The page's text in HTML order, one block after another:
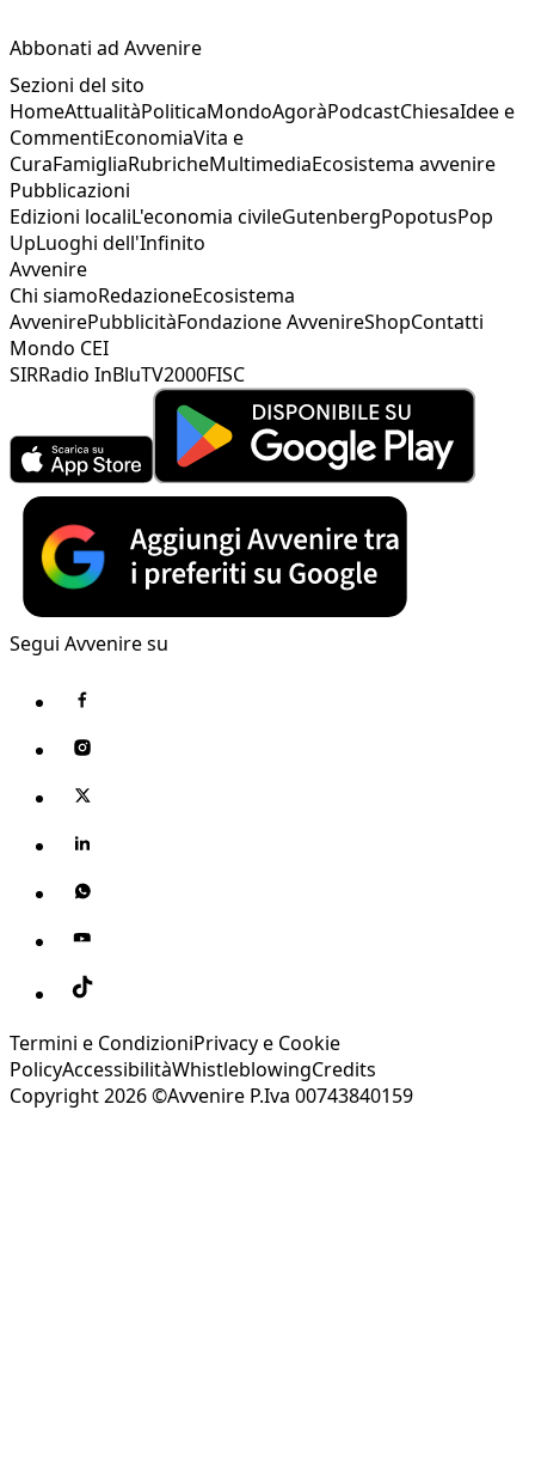
Abbonati ad Avvenire
Sezioni del sito
HomeAttualitàPoliticaMondoAgoràPodcastChiesaIdee e
CommentiEconomiaVita e
CuraFamigliaRubricheMultimediaEcosistema avvenire
Pubblicazioni
Edizioni localiL'economia civileGutenbergPopotusPop
UpLuoghi dell'Infinito
Avvenire
Chi siamoRedazioneEcosistema
AvvenirePubblicitàFondazione AvvenireShopContatti
Mondo CEI
SIRRadio InBluTV2000FISC
Segui Avvenire su
Termini e CondizioniPrivacy e Cookie
PolicyAccessibilitàWhistleblowingCredits
Copyright 2026 ©Avvenire P.Iva 00743840159